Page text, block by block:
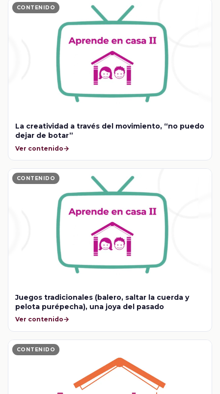
CONTENIDO
La creatividad a través del movimiento, “no puedo
dejar de botar”
Ver contenido
CONTENIDO
Juegos tradicionales (balero, saltar la cuerda y
pelota purépecha), una joya del pasado
Ver contenido
CONTENIDO